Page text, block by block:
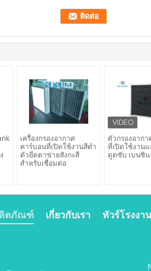
เครื่องกรองอากาศ
คาร์บอนที่เปิดใช้งานสีดำ
ตัวยึดตาข่ายสังกะสี
สำหรับเชื่อมต่อ
ตัวกรองอาก
ที่เปิดใช้งาน
ดูดซับ เบนซิน
ทัวร์โรงงาน
เกี่ยวกับเรา
ตภัณฑ์